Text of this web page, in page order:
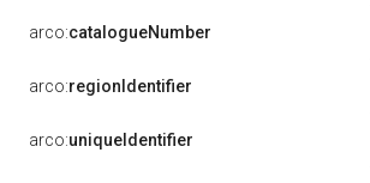
arco:catalogueNumber
arco:regionIdentifier
arco:uniqueIdentifier